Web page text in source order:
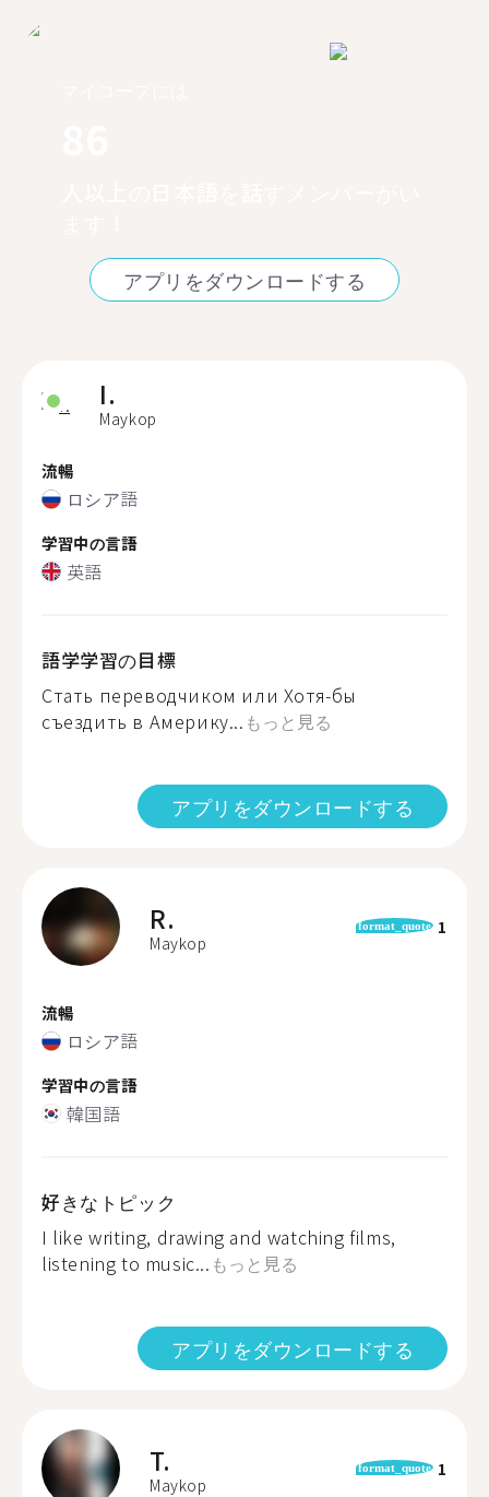
アプリをダウンロードする
I.
Maykop
流暢
ロシア語
学習中の言語
英語
語学学習の目標
Стать переводчиком или Хотя-бы
съездить в Америку... もっと見る
アプリをダウンロードする
R.
Maykop
format_quote 1
流暢
ロシア語
学習中の言語
韓国語
好きなトピック
I like writing, drawing and watching films,
listening to music... もっと見る
アプリをダウンロードする
T.
Maykop
format_quote 1